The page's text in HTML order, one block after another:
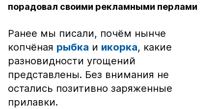
порадовал своими рекламными перлами
Ранее мы писали, почём нынче
копчёная рыбка и икорка, какие
разновидности угощений
представлены. Без внимания не
остались позитивно заряженные
прилавки.